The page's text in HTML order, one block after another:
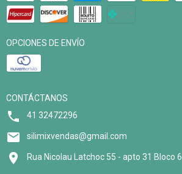
OPCIONES DE ENVÍO
CONTÁCTANOS
41 32472296
silimixvendas@gmail.com
Rua Nicolau Latchoc 55 - apto 31 Bloco 6